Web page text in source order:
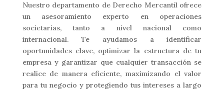
Nuestro departamento de Derecho Mercantil ofrece
un asesoramiento experto en operaciones
societarias, tanto a nivel nacional como
internacional. Te ayudamos a identificar
oportunidades clave, optimizar la estructura de tu
empresa y garantizar que cualquier transacción se
realice de manera eficiente, maximizando el valor
para tu negocio y protegiendo tus intereses a largo